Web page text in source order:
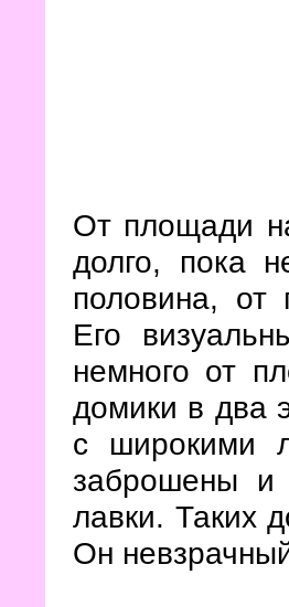
От площади
долго, пока
половина,
Его
немного от
домики в два
с широкими
заброшены
лавки. Таких
Он